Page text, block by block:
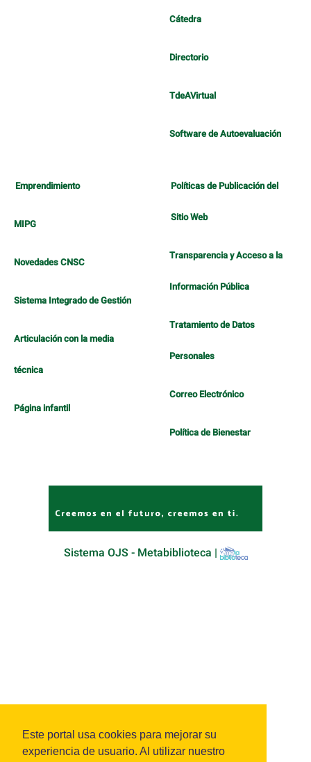
Este portal usa cookies para mejorar su
experiencia de usuario. Al utilizar nuestro
Cátedra
Directorio
TdeAVirtual
Software de Autoevaluación
Emprendimiento
MIPG
Novedades CNSC
Sistema Integrado de Gestión
Articulación con la media
técnica
Página infantil
Políticas de Publicación del
Sitio Web
Transparencia y Acceso a la
Información Pública
Tratamiento de Datos
Personales
Correo Electrónico
Política de Bienestar
Sistema OJS - Metabiblioteca |